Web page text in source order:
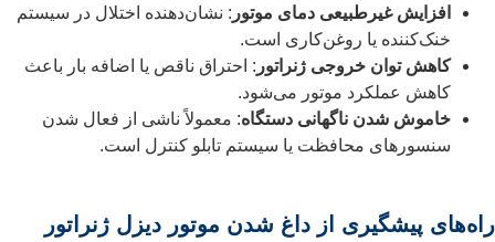
افزایش غیرطبیعی دمای موتور : نشان‌دهنده اختلال در سیستم
خنک‌کننده یا روغن‌کاری است.
کاهش توان خروجی ژنراتور : احتراق ناقص یا اضافه بار باعث
کاهش عملکرد موتور می‌شود.
خاموش شدن ناگهانی دستگاه: معمولاً ناشی از فعال شدن
سنسورهای محافظت یا سیستم تابلو کنترل است.
راه‌های پیشگیری از داغ شدن موتور دیزل ژنراتور